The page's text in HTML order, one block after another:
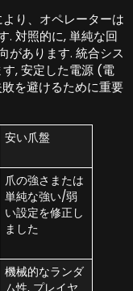
より、オペレーターは
. 対照的に, 単純な回
があります. 統合シス
, 安定した電源 (電
を避けるために重要
安い爪盤
爪の強さまたは
単純な強い/弱
い設定を修正し
ました
機械的なランダ